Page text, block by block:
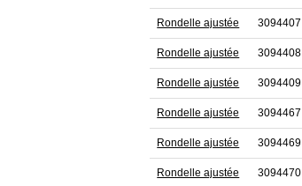
Rondelle ajustée 3094407
Rondelle ajustée 3094408
Rondelle ajustée 3094409
Rondelle ajustée 3094467
Rondelle ajustée 3094469
Rondelle ajustée 3094470